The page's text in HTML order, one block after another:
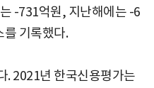
-731억원, 지난해에는 -6
를 기록했다.
. 2021년 한국신용평가는